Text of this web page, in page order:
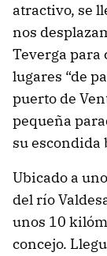
atractivo, se
nos
Teverga para
lugares “de
puerto de
pequeña
su escondida
Ubicado a
del río
unos 10
concejo.